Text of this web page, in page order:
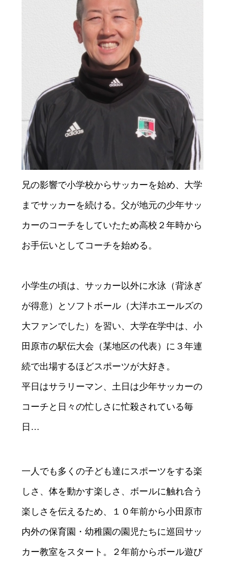
兄の影響で小学校からサッカーを始め、大学
までサッカーを続ける。父が地元の少年サッ
カーのコーチをしていたため高校２年時から
お手伝いとしてコーチを始める。
小学生の頃は、サッカー以外に水泳（背泳ぎ
が得意）とソフトボール（大洋ホエールズの
大ファンでした）を習い、大学在学中は、小
田原市の駅伝大会（某地区の代表）に３年連
続で出場するほどスポーツが大好き。
平日はサラリーマン、土日は少年サッカーの
コーチと日々の忙しさに忙殺されている毎
日…
一人でも多くの子ども達にスポーツをする楽
しさ、体を動かす楽しさ、ボールに触れ合う
楽しさを伝えるため、１０年前から小田原市
内外の保育園・幼稚園の園児たちに巡回サッ
カー教室をスタート。２年前からボール遊び